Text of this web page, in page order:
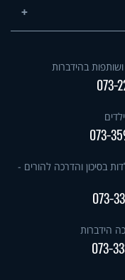
בהידברות
073-
073-
בסיכון והדרכה להורים -
073-
הידברות
073-